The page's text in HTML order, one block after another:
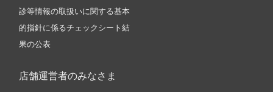
診等情報の取扱いに関する基本
的指針に係るチェックシート結
果の公表
店舗運営者のみなさま